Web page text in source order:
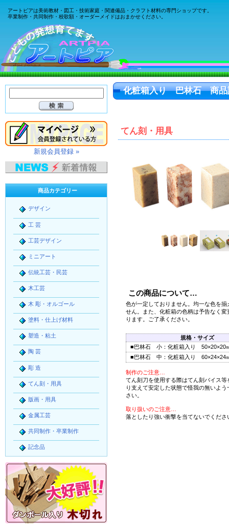
アートピアは美術教材・図工・技術家庭・関連備品・クラフト材料の専門ショップです。
卒業制作・共同制作・校歌額・オーダーメイドはおまかせください。
化粧箱入り 巴林石 商品
てん刻・用具
この商品について…
色が一定しておりません。均一な色を揃
せん。また、化粧箱の色柄は予告なく変
ります。ご了承ください。
規格・サイズ
■巴林石 小：化粧箱入り 50×20×20
■巴林石 中：化粧箱入り 60×24×24
制作のご注意…
てん刻刀を使用する際はてん刻バイス等
り支えて安定した状態で怪我の無いよ
さい。
取り扱いのご注意…
落としたり強い衝撃を当てないでくださ
新規会員登録 »
商品カテゴリー
デザイン
工 芸
工芸デザイン
ミニアート
伝統工芸・民芸
木工芸
木 彫・オルゴール
塗料・仕上げ材料
塑造・粘土
陶 芸
彫 造
てん刻・用具
版画・用具
金属工芸
共同制作・卒業制作
記念品